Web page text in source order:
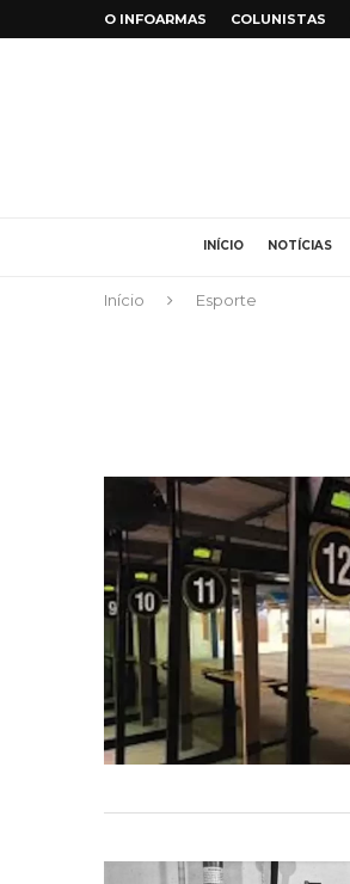
O INFOARMAS COLUNISTAS
INÍCIO NOTÍCIAS
Início Esporte